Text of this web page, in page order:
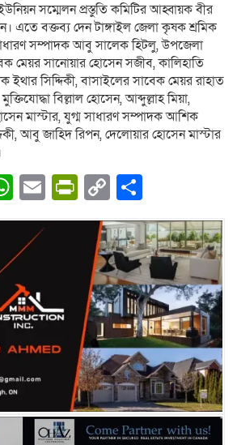
সম্মেলন প্রস্তুতি কমিটির আহ্বায়ক বীর
এতে বক্তব্য দেন টাঙ্গাইল জেলা কৃষক শ্রমিক
সম্পাদক আবু সালেক হিটলু, উপজেলা
মেয়র সানোয়ার হোসেন সজীব, কালিহাতি
সিদ্দিকী, বাসাইলের সাবেক মেয়র রাহাত
বিল্লাল হোসেন, আব্দুল্লাহ মিয়া,
মাস্টার, যুগ্ম সাধারণ সম্পাদক আশিক
আবু জাহিদ রিপন, দেলোয়ার হোসেন মাস্টার
WhatsApp
EmailPrintFriendly
Copy
Link